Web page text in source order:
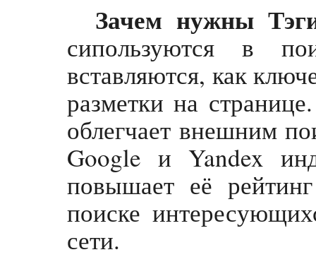
Зачем нужны
сипользуются в
вставляются, как
разметки на
облегчает внешним
Google и Yandex
повышает её
поиске
сети.